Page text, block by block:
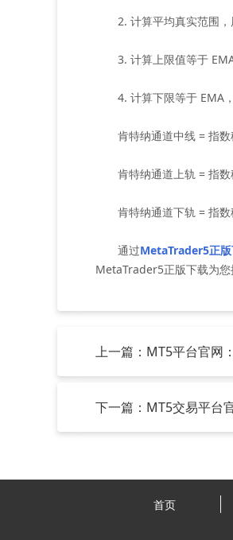
2. 计算平均真实范围，
3. 计算上限值等于 EMA
4. 计算下限等于 EMA，
肯特纳通道中线 = 指数
肯特纳通道上轨 = 指数
肯特纳通道下轨 = 指数
通过MetaTrader5正
MetaTrader5正版下载为您
上一篇：MT5平台官网
下一篇：MT5交易平台
首页